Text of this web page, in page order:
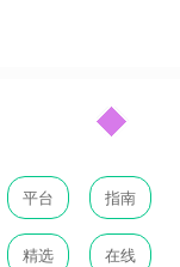
平台 指南
精选 在线